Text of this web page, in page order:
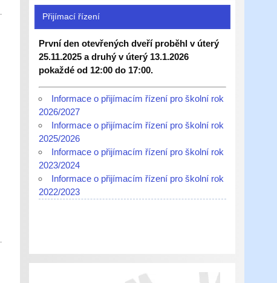
Přijímací řízení
První den otevřených dveří proběhl v úterý
25.11.2025 a druhý v úterý 13.1.2026
pokaždé od 12:00 do 17:00.
Informace o přijímacím řízení pro školní rok
2026/2027
Informace o přijímacím řízení pro školní rok
2025/2026
Informace o přijímacím řízení pro školní rok
2023/2024
Informace o přijímacím řízení pro školní rok
2022/2023